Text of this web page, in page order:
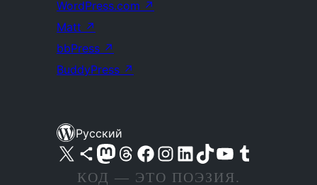
WordPress.com ↗
Matt ↗
bbPress ↗
BuddyPress ↗
Русский
Посетите нас в X (ранее Twitter)
Посетите нашу учётную запись в Bluesky
Посетите нашу ленту в Mastodon
Посетите нашу учётную запись в Threads
Посетите нашу страницу на Facebook
Посетите наш Instagram
Посетите нашу страницу в LinkedIn
Посетите нашу учётную запись в TikTok
Посетите наш канал YouTube
Посетите нашу учётную запись в Tumblr
КОД — ЭТО ПОЭЗИЯ.